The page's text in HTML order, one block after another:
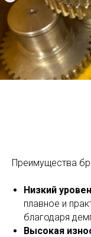
Преимущества
Низкий
плавное и
благодаря
Высокая